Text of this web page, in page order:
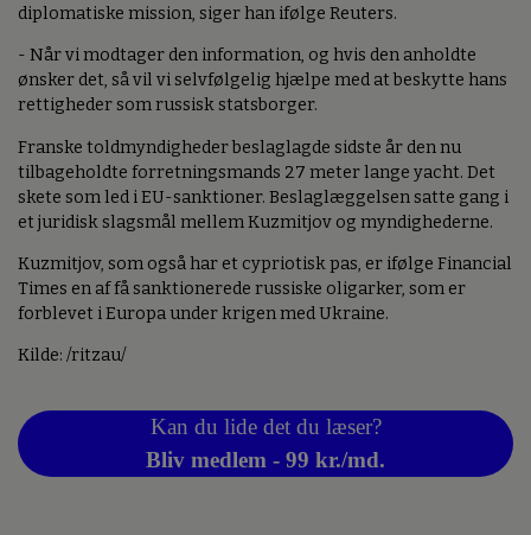
diplomatiske mission, siger han ifølge Reuters.
- Når vi modtager den information, og hvis den anholdte
ønsker det, så vil vi selvfølgelig hjælpe med at beskytte hans
rettigheder som russisk statsborger.
Franske toldmyndigheder beslaglagde sidste år den nu
tilbageholdte forretningsmands 27 meter lange yacht. Det
skete som led i EU-sanktioner. Beslaglæggelsen satte gang i
et juridisk slagsmål mellem Kuzmitjov og myndighederne.
Kuzmitjov, som også har et cypriotisk pas, er ifølge Financial
Times en af få sanktionerede russiske oligarker, som er
forblevet i Europa under krigen med Ukraine.
Kilde: /ritzau/
Kan du lide det du læser?
Bliv medlem - 99 kr./md.